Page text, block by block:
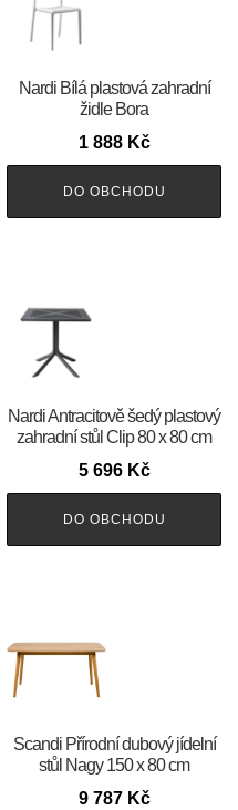
Nardi Bílá plastová zahradní
židle Bora
1 888 Kč
DO OBCHODU
Nardi Antracitově šedý plastový
zahradní stůl Clip 80 x 80 cm
5 696 Kč
DO OBCHODU
Scandi Přírodní dubový jídelní
stůl Nagy 150 x 80 cm
9 787 Kč